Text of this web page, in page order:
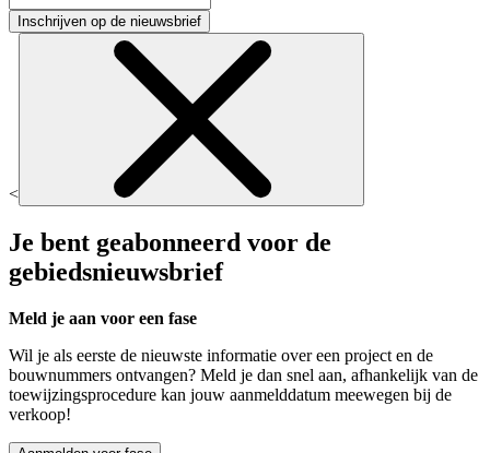
Inschrijven op de nieuwsbrief
<
Je bent geabonneerd voor de
gebiedsnieuwsbrief
Meld je aan voor een fase
Wil je als eerste de nieuwste informatie over een project en de
bouwnummers ontvangen? Meld je dan snel aan, afhankelijk van de
toewijzingsprocedure kan jouw aanmelddatum meewegen bij de
verkoop!